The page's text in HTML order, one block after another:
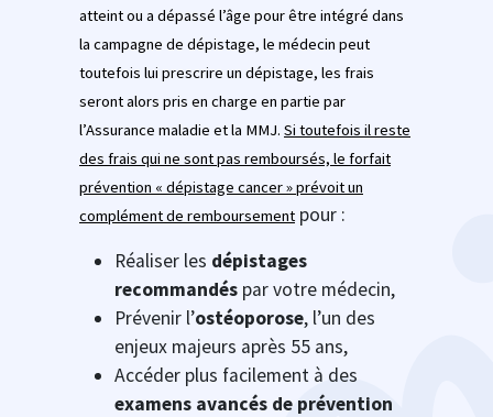
atteint ou a dépassé l’âge pour être intégré dans
la campagne de dépistage, le médecin peut
toutefois lui prescrire un dépistage, les frais
seront alors pris en charge en partie par
l’Assurance maladie et la MMJ. Si toutefois il reste
des frais qui ne sont pas remboursés, le forfait
prévention « dépistage cancer » prévoit un
complément de remboursement pour :
Réaliser les dépistages
recommandés par votre médecin,
Prévenir l’ostéoporose, l’un des
enjeux majeurs après 55 ans,
Accéder plus facilement à des
examens avancés de prévention